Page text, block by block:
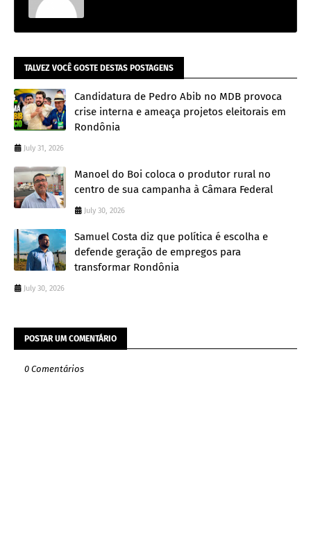
TALVEZ VOCÊ GOSTE DESTAS POSTAGENS
Candidatura de Pedro Abib no MDB provoca
crise interna e ameaça projetos eleitorais em
Rondônia
July 31, 2026
Manoel do Boi coloca o produtor rural no
centro de sua campanha à Câmara Federal
July 30, 2026
Samuel Costa diz que política é escolha e
defende geração de empregos para
transformar Rondônia
July 30, 2026
POSTAR UM COMENTÁRIO
0 Comentários